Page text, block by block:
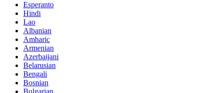
Esperanto
Hindi
Lao
Albanian
Amharic
Armenian
Azerbaijani
Belarusian
Bengali
Bosnian
Bulgarian